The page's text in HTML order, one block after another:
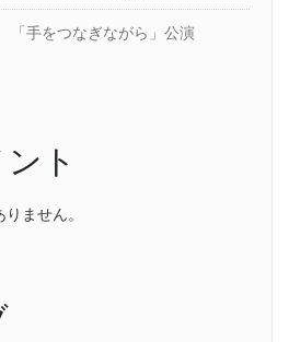
「手をつなぎながら」公演
ト
ません。